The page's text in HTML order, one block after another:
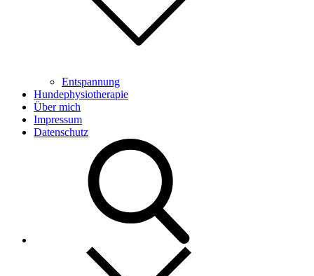
Entspannung
Hundephysiotherapie
Über mich
Impressum
Datenschutz